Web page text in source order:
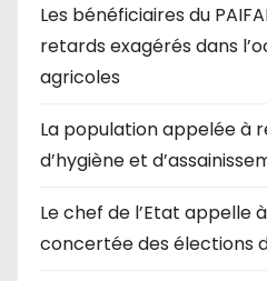
Les bénéficiaires du
retards exagérés dans
agricoles
La population appelée à
d’hygiène et
Le chef de l’Etat appelle
concertée des élections